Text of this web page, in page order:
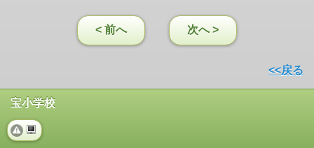
< 前へ 次へ >
<<戻る
宝小学校